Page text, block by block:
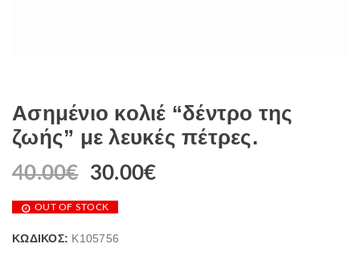
Ασημένιο κολιέ “δέντρο της
ζωής” με λευκές πέτρες.
40.00€ 30.00€
OUT OF STOCK
ΚΩΔΙΚΌΣ: K105756